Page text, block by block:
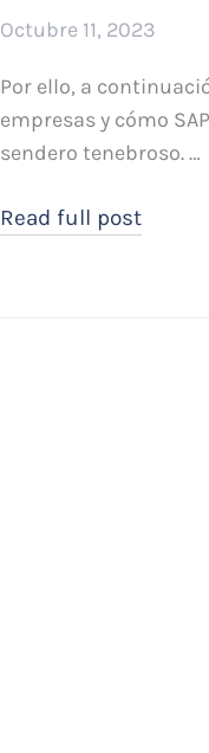
Octubre 11, 2023
Por ello, a
empresas y cómo
sendero tenebroso. …
Read full post